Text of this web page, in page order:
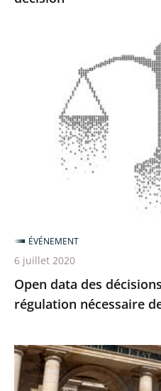
décisions
des
algorithmes
Open data des
régulation nécessaire
ÉVÉNEMENT
6 juillet 2020
Bilan
de